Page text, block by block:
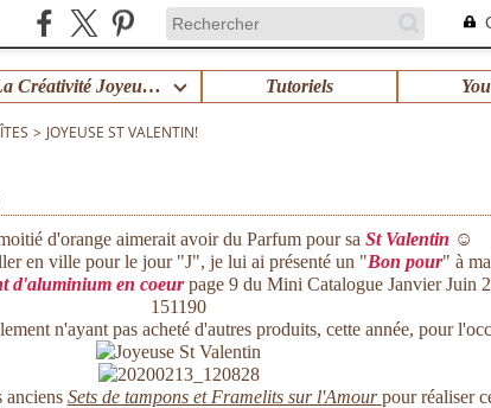
KEPSI "La Créativité Joyeuse en Famille" ! Tutoriels
> JOYEUSE ST VALENTIN!
d'orange aimerait avoir du Parfum pour sa St Valentin ☺
en ville pour le jour "J", je lui ai présenté un "Bon pour" à
d'aluminium en coeurpage 9 du Mini Catalogue Janvier Juin
151190
n'ayant pas acheté d'autres produits, cette année, pour
anciens Sets de tampons et Framelits sur l'Amour pour réaliser